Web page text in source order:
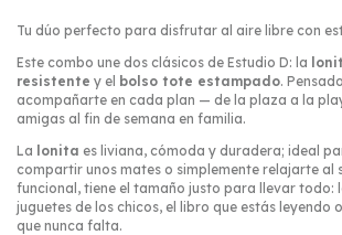
Tu dúo perfecto para disfrutar al aire libre con
Este combo une dos clásicos de Estudio D: la
resistente y el bolso tote estampado.
acompañarte en cada plan — de la plaza a la
amigas al fin de semana en familia.
La lonita es liviana, cómoda y duradera; ideal
compartir unos mates o simplemente relajarte al
funcional, tiene el tamaño justo para llevar todo:
juguetes de los chicos, el libro que estás leyendo
que nunca falta.